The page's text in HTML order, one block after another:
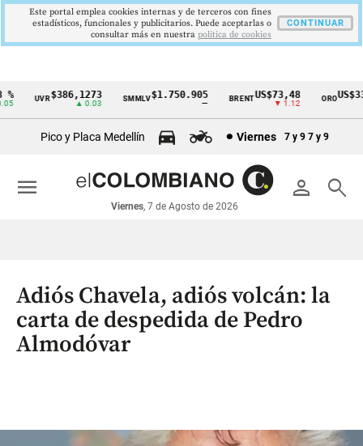
Cintillo
económicos
Colombia
$386,1273
▲ 0.03
SMMLV$1.750.905 BRENTUS$73,48
▼ 1.12
Pico y Placa Medellín Viernes 7 y 9 7 y 9
person search
Viernes, 7 de Agosto de 2026
menu
Adiós Chavela, adiós volcán: la
carta de despedida de Pedro
Almodóvar
Este portal emplea cookies internas y de terceros con fines
estadísticos, funcionales y publicitarios. Puede aceptarlas o
consultar más en nuestra politica de cookies
CONTINUAR